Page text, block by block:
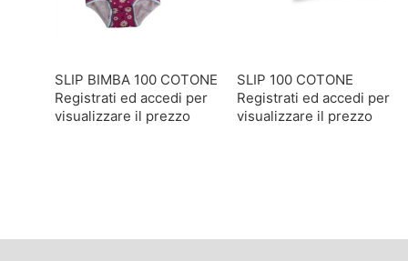
SLIP BIMBA 100 COTONE
Registrati ed accedi per
visualizzare il prezzo
SLIP 100 COTONE
Registrati ed accedi per
visualizzare il prezzo